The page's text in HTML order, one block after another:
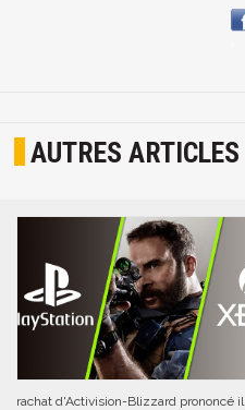
AUTRES ARTICLES
rachat d'Activision-Blizzard prononcé